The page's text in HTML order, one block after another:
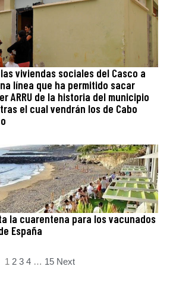
viviendas sociales del Casco a
línea que ha permitido sacar
ARRU de la historia del municipio
el cual vendrán los de Cabo
la cuarentena para los vacunados
España
1 2 3 4 … 15 Next